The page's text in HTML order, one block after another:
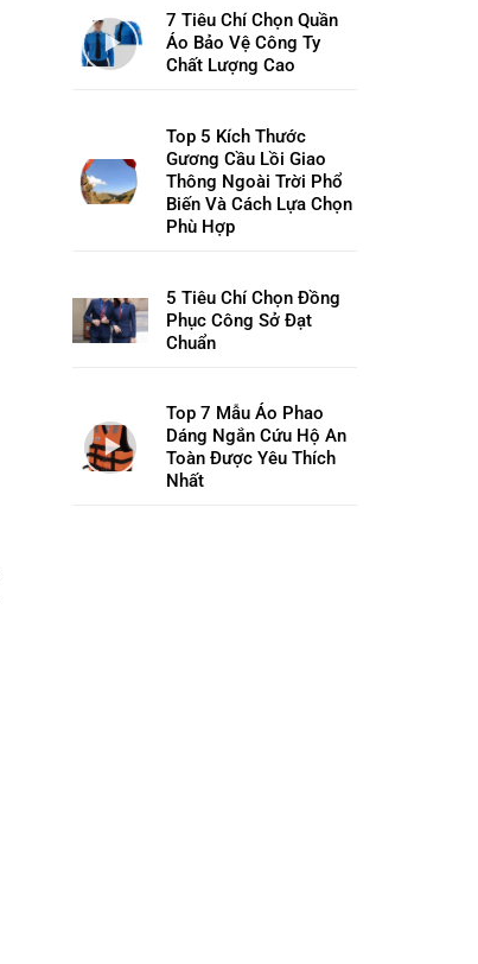
7 Tiêu Chí Chọn Quần
Áo Bảo Vệ Công Ty
Chất Lượng Cao
Top 5 Kích Thước
Gương Cầu Lồi Giao
Thông Ngoài Trời Phổ
Biến Và Cách Lựa Chọn
Phù Hợp
5 Tiêu Chí Chọn Đồng
Phục Công Sở Đạt
Chuẩn
Top 7 Mẫu Áo Phao
Dáng Ngắn Cứu Hộ An
Toàn Được Yêu Thích
Nhất